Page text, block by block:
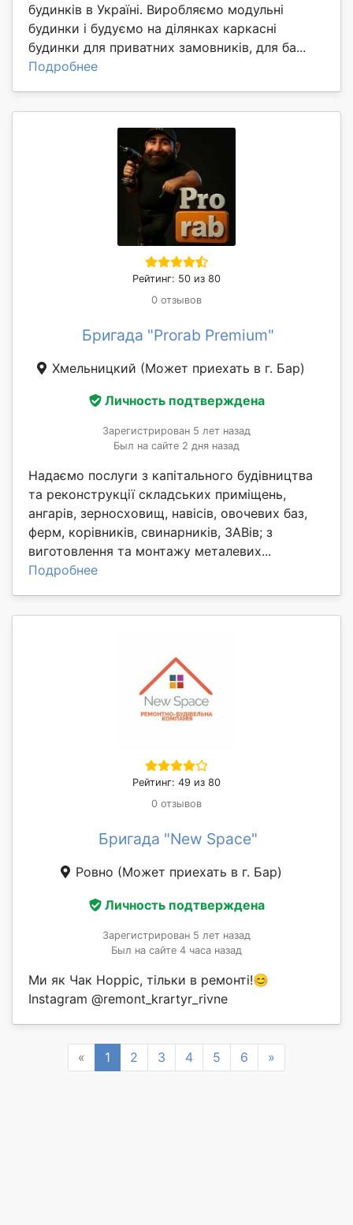
будинків в Україні. Виробляємо модульні
будинки і будуємо на ділянках каркасні
будинки для приватних замовників, для ба...
Подробнее
Рейтинг: 50 из 80
0 отзывов
Бригада "Prorab Premium"
Хмельницкий (Может приехать в г. Бар)
Личность подтверждена
Зарегистрирован 5 лет назад
Был на сайте 2 дня назад
Надаємо послуги з капітального будівництва
та реконструкції складських приміщень,
ангарів, зерносховищ, навісів, овочевих баз,
ферм, корівників, свинарників, ЗАВів; з
виготовлення та монтажу металевих...
Подробнее
Рейтинг: 49 из 80
0 отзывов
Бригада "New Space"
Ровно (Может приехать в г. Бар)
Личность подтверждена
Зарегистрирован 5 лет назад
Был на сайте 4 часа назад
Ми як Чак Норріс, тільки в ремонті!😊
Instagram @remont_krartyr_rivne
« Previous
1 2 3 4 5 6 »